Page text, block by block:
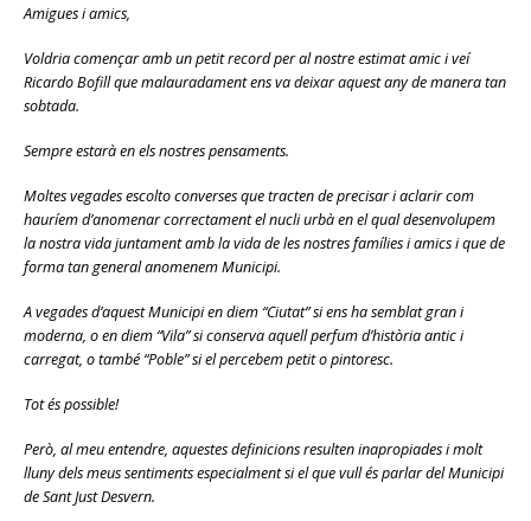
Amigues i amics,
Voldria començar amb un petit record per al nostre estimat amic i veí
Ricardo Bofill que malauradament ens va deixar aquest any de manera tan
sobtada.
Sempre estarà en els nostres pensaments.
Moltes vegades escolto converses que tracten de precisar i aclarir com
hauríem d’anomenar correctament el nucli urbà en el qual desenvolupem
la nostra vida juntament amb la vida de les nostres famílies i amics i que de
forma tan general anomenem Municipi.
A vegades d’aquest Municipi en diem “Ciutat” si ens ha semblat gran i
moderna, o en diem “Vila” si conserva aquell perfum d’història antic i
carregat, o també “Poble” si el percebem petit o pintoresc.
Tot és possible!
Però, al meu entendre, aquestes definicions resulten inapropiades i molt
lluny dels meus sentiments especialment si el que vull és parlar del Municipi
de Sant Just Desvern.